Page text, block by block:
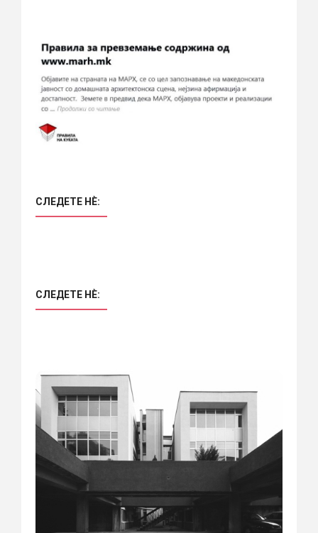
СЛЕДЕТЕ НÈ:
СЛЕДЕТЕ НÈ: